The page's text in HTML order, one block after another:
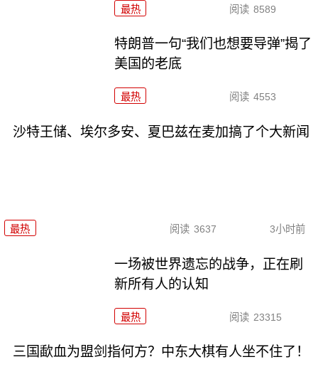
最热 阅读 8589
特朗普一句“我们也想要导弹”揭了
美国的老底
最热 阅读 4553
沙特王储、埃尔多安、夏巴兹在麦加搞了个大新闻
最热 阅读 3637 3小时前
一场被世界遗忘的战争，正在刷
新所有人的认知
最热 阅读 23315
三国歃血为盟剑指何方？中东大棋有人坐不住了！